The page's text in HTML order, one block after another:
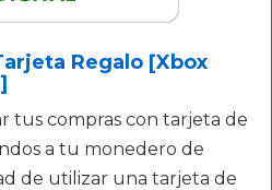
Regalo [Xbox
tus compras con tarjeta de
a tu monedero de
de utilizar una tarjeta de